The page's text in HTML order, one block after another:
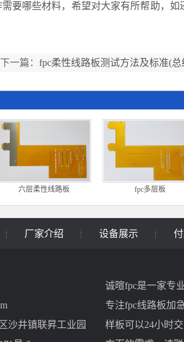
哪些材料，希望对大家有所帮助，如
下一篇： fpc柔性线路板测试方法及标准(总
六层柔性线路板 fpc多层板
厂家介绍 设备展示
沙井镇联昇工业园
诚暄fpc是一家专
专注fpc线路板加
样板可以24小时